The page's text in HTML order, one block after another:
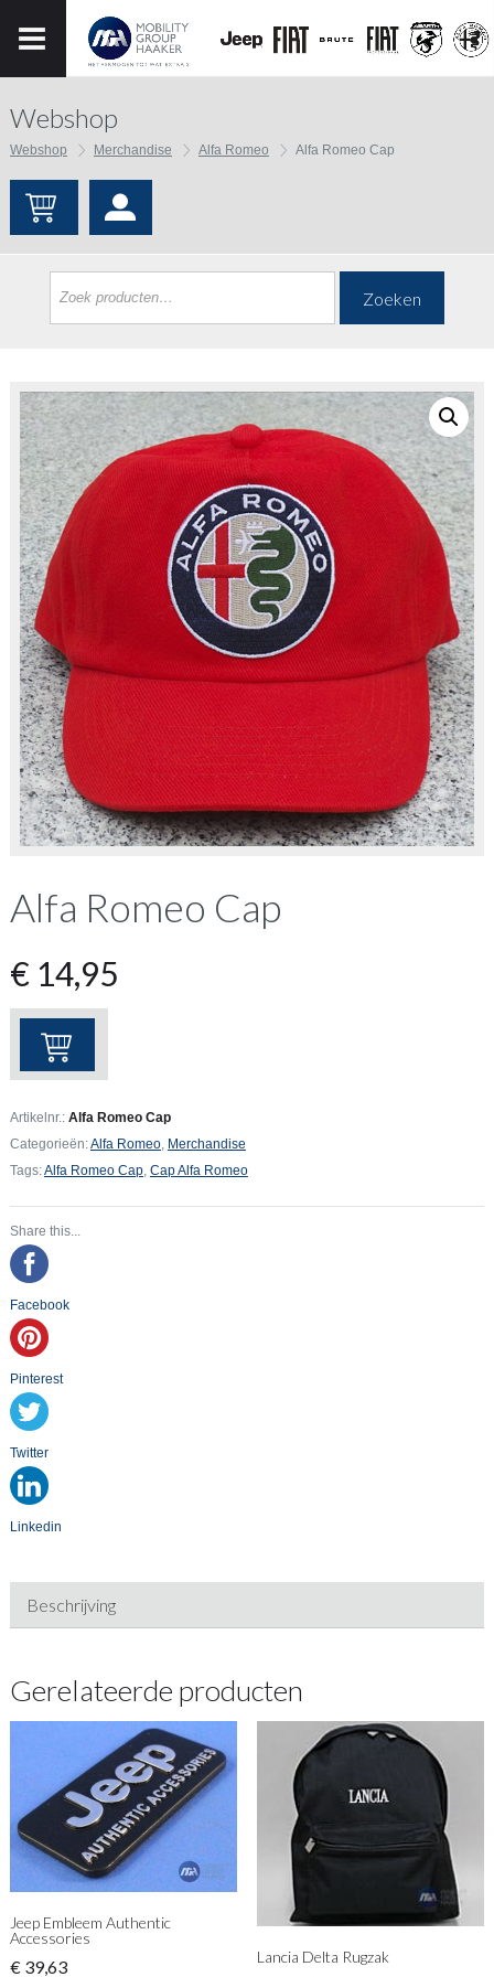
Webshop
Webshop Merchandise Alfa Romeo Alfa Romeo Cap
Zoeken
Alfa Romeo Cap
€14,95
Alfa
Romeo
Cap
aantal
Artikelnr.: Alfa Romeo Cap
Categorieën:Alfa Romeo, Merchandise
Tags:Alfa Romeo Cap, Cap Alfa Romeo
Share this...
Facebook
Pinterest
Twitter
Linkedin
Beschrijving
Gerelateerde producten
Jeep Embleem Authentic
Accessories
€ 39,63 Lancia Delta Rugzak